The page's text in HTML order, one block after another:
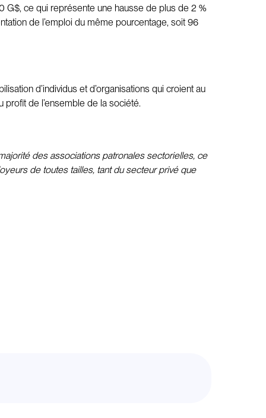
G$, ce qui représente une hausse de plus de 2 %
de l’emploi du même pourcentage, soit 96
d’individus et d’organisations qui croient au
de l’ensemble de la société.
des associations patronales sectorielles, ce
de toutes tailles, tant du secteur privé que